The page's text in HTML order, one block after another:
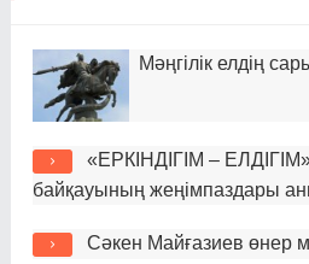
Мәңгілік елдің
«ЕРКІНДІГІМ –
байқауының жеңімпаздары
Сәкен Майғазиев өнер